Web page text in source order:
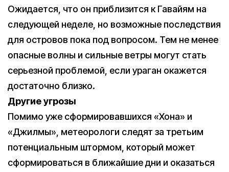
Ожидается, что он приблизится к Гавайям на
следующей неделе, но возможные последствия
для островов пока под вопросом. Тем не менее
опасные волны и сильные ветры могут стать
серьезной проблемой, если ураган окажется
достаточно близко.
Другие угрозы
Помимо уже сформировавшихся «Хона» и
«Джилмы», метеорологи следят за третьим
потенциальным штормом, который может
сформироваться в ближайшие дни и оказаться